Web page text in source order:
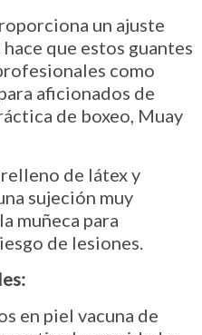
un ajuste
que estos guantes
como
aficionados de
de boxeo, Muay
de látex y
sujeción muy
muñeca para
de lesiones.
en piel vacuna de